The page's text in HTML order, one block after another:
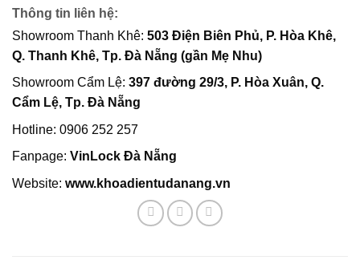
Thông tin liên hệ:
Showroom Thanh Khê: 503 Điện Biên Phủ, P. Hòa Khê,
Q. Thanh Khê, Tp. Đà Nẵng (gần Mẹ Nhu)
Showroom Cẩm Lệ: 397 đường 29/3, P. Hòa Xuân, Q.
Cẩm Lệ, Tp. Đà Nẵng
Hotline: 0906 252 257
Fanpage: VinLock Đà Nẵng
Website: www.khoadientudanang.vn